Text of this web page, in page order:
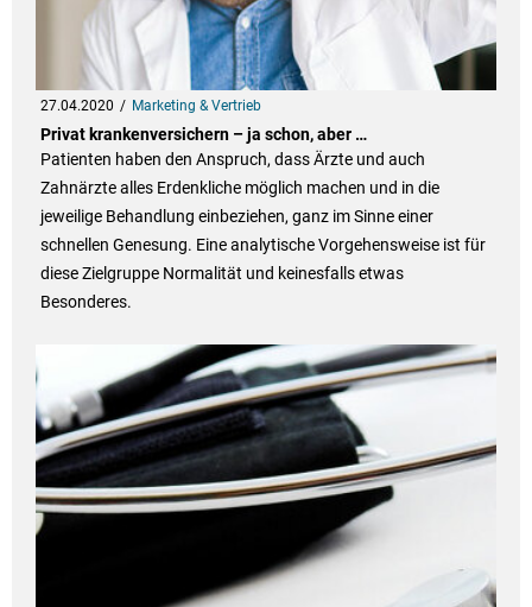
27.04.2020 Marketing & Vertrieb
Privat krankenversichern – ja schon, aber …
Patienten haben den Anspruch, dass Ärzte und auch
Zahnärzte alles Erdenkliche möglich machen und in die
jeweilige Behandlung einbeziehen, ganz im Sinne einer
schnellen Genesung. Eine analytische Vorgehensweise ist für
diese Zielgruppe Normalität und keinesfalls etwas
Besonderes.